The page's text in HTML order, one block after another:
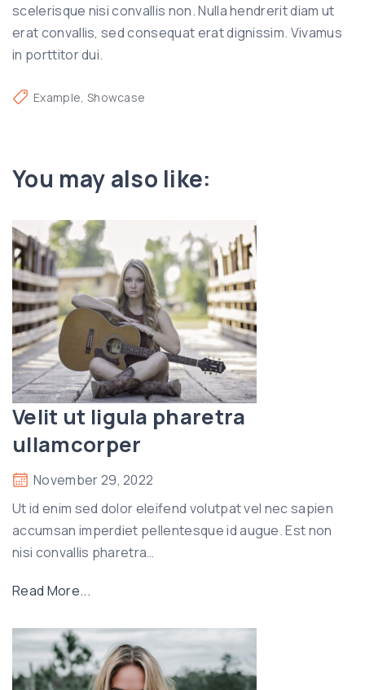
scelerisque nisi convallis non. Nulla hendrerit diam ut
erat convallis, sed consequat erat dignissim. Vivamus
in porttitor dui.
Example Showcase
You may also like:
Velit ut ligula pharetra
ullamcorper
November 29, 2022
Ut id enim sed dolor eleifend volutpat vel nec sapien
accumsan imperdiet pellentesque id augue. Est non
nisi convallis pharetra…
Read More..."
e
l
i